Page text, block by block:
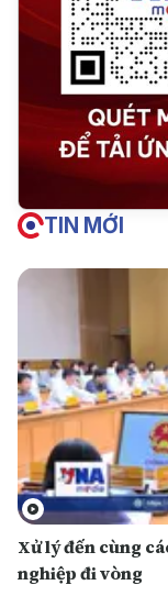
TIN MỚI
Xử lý đến cùng
nghiệp đi vòng